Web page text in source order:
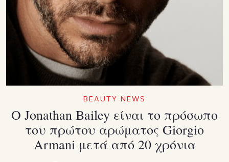
BEAUTY NEWS
Ο Jonathan Bailey είναι το πρόσωπο
του πρώτου αρώματος Giorgio
Armani μετά από 20 χρόνια